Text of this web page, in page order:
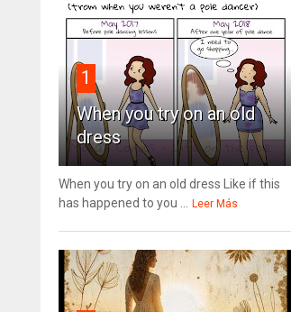
1
When you try on an old
dress
When you try on an old dress Like if this
has happened to you ... Leer Más